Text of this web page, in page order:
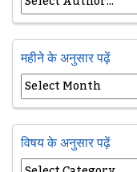
महीने के अनुसार पढ़ें
विषय के अनुसार पढ़ें